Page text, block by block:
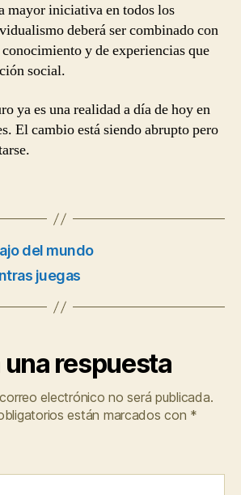
mayor iniciativa en todos los
deberá ser combinado con
y de experiencias que
social.
ya es una realidad a día de hoy en
El cambio está siendo abrupto pero
del mundo
juegas
una respuesta
electrónico no será publicada.
están marcados con *